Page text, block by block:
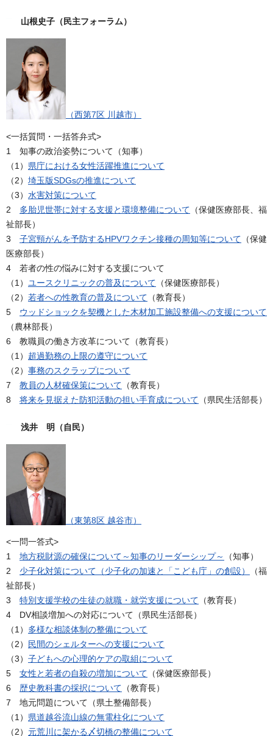
山根史子（民主フォーラム）
（西第7区 川越市）
<一括質問・一括答弁式>
1 知事の政治姿勢について（知事）
（1） 県庁における女性活躍推進について
（2） 埼玉版SDGsの推進について
（3） 水害対策について
2 多胎児世帯に対する支援と環境整備について （保健医療部長、福
祉部長）
3 子宮頸がんを予防するHPVワクチン接種の周知等について （保健
医療部長）
4 若者の性の悩みに対する支援について
（1） ユースクリニックの普及について （保健医療部長）
（2） 若者への性教育の普及について （教育長）
5 ウッドショックを契機とした木材加工施設整備への支援について
（農林部長）
6 教職員の働き方改革について（教育長）
（1） 超過勤務の上限の遵守について
（2） 事務のスクラップについて
7 教員の人材確保策について （教育長）
8 将来を見据えた防犯活動の担い手育成について （県民生活部長）
浅井 明（自民）
（東第8区 越谷市）
<一問一答式>
1 地方税財源の確保について～知事のリーダーシップ～
（知事）
2 少子化対策について（少子化の加速と「こども庁」の創設）
（福
祉部長）
3 特別支援学校の生徒の就職・就労支援について （教育長）
4 DV相談増加への対応について（県民生活部長）
（1） 多様な相談体制の整備について
（2）
民間のシェルターへの支援について
（3） 子どもへの心理的ケアの取組について
5 女性と若者の自殺の増加について （保健医療部長）
6 歴史教科書の採択について （教育長）
7 地元問題について（県土整備部長）
（1） 県道越谷流山線の無電柱化について
（2） 元荒川に架かる〆切橋の整備について